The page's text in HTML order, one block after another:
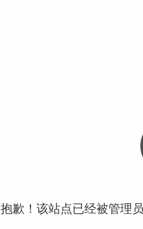
抱歉！该站点已经被管理